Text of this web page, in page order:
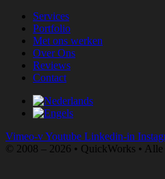
Services
Portfolio
Met ons werken
Over Ons
Reviews
Contact
Vimeo-vYoutube Linkedin-in
© 2008 – 2026 • QuickWorks •